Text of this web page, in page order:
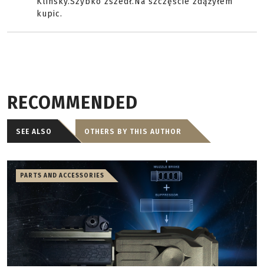
kupic.
RECOMMENDED
SEE ALSO OTHERS BY THIS AUTHOR
PARTS AND ACCESSORIES